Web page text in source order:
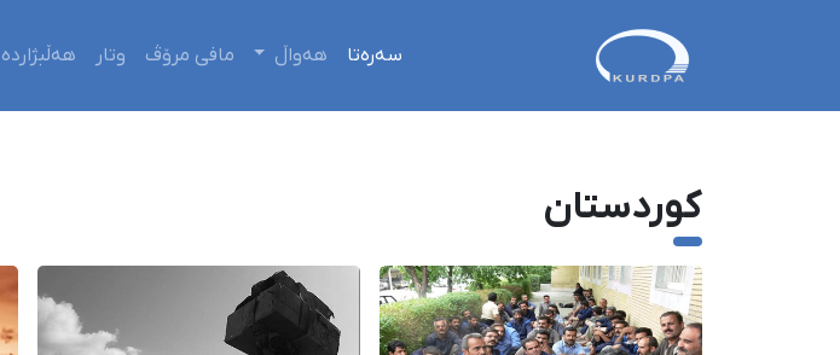
سەرەتا هەواڵ مافی مرۆڤ وتار هەڵبژاردە
کوردستان